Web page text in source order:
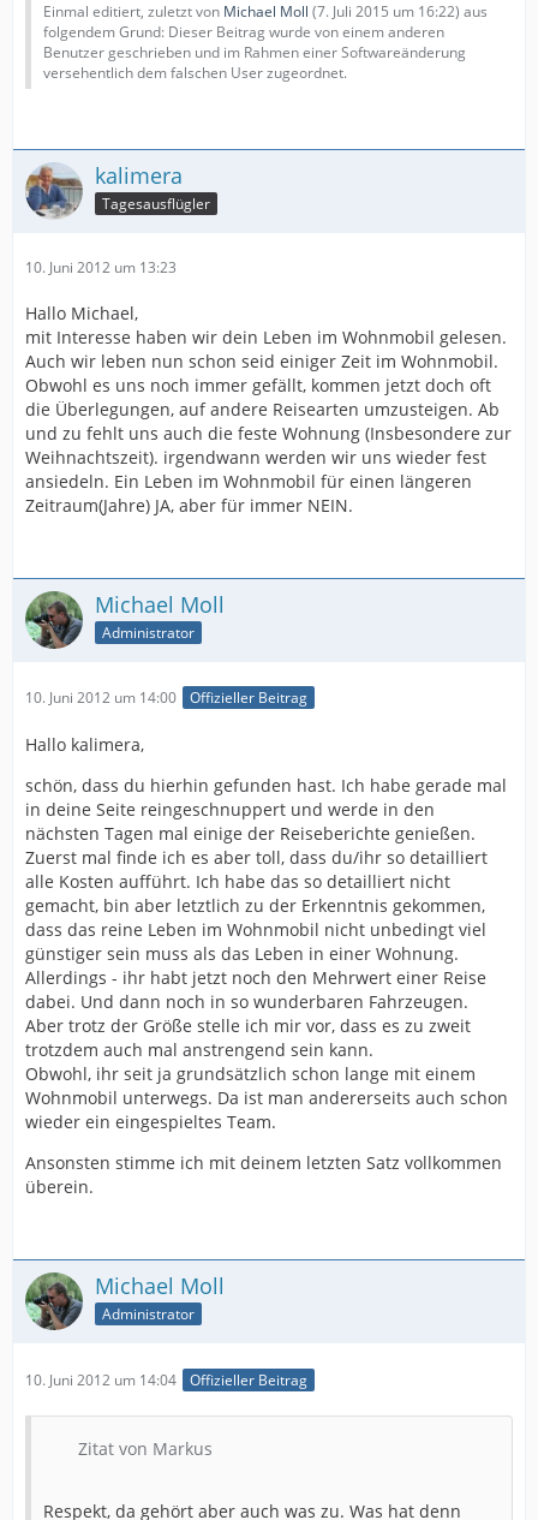
Einmal editiert, zuletzt von Michael Moll (7. Juli 2015 um 16:22) aus
folgendem Grund: Dieser Beitrag wurde von einem anderen
Benutzer geschrieben und im Rahmen einer Softwareänderung
versehentlich dem falschen User zugeordnet.
kalimera
Tagesausflügler
10. Juni 2012 um 13:23
Hallo Michael,
mit Interesse haben wir dein Leben im Wohnmobil gelesen.
Auch wir leben nun schon seid einiger Zeit im Wohnmobil.
Obwohl es uns noch immer gefällt, kommen jetzt doch oft
die Überlegungen, auf andere Reisearten umzusteigen. Ab
und zu fehlt uns auch die feste Wohnung (Insbesondere zur
Weihnachtszeit). irgendwann werden wir uns wieder fest
ansiedeln. Ein Leben im Wohnmobil für einen längeren
Zeitraum(Jahre) JA, aber für immer NEIN.
Michael Moll
Administrator
10. Juni 2012 um 14:00 Offizieller Beitrag
Hallo kalimera,
schön, dass du hierhin gefunden hast. Ich habe gerade mal
in deine Seite reingeschnuppert und werde in den
nächsten Tagen mal einige der Reiseberichte genießen.
Zuerst mal finde ich es aber toll, dass du/ihr so detailliert
alle Kosten aufführt. Ich habe das so detailliert nicht
gemacht, bin aber letztlich zu der Erkenntnis gekommen,
dass das reine Leben im Wohnmobil nicht unbedingt viel
günstiger sein muss als das Leben in einer Wohnung.
Allerdings - ihr habt jetzt noch den Mehrwert einer Reise
dabei. Und dann noch in so wunderbaren Fahrzeugen.
Aber trotz der Größe stelle ich mir vor, dass es zu zweit
trotzdem auch mal anstrengend sein kann.
Obwohl, ihr seit ja grundsätzlich schon lange mit einem
Wohnmobil unterwegs. Da ist man andererseits auch schon
wieder ein eingespieltes Team.
Ansonsten stimme ich mit deinem letzten Satz vollkommen
überein.
Michael Moll
Administrator
10. Juni 2012 um 14:04 Offizieller Beitrag
Zitat von Markus
Respekt, da gehört aber auch was zu. Was hat denn